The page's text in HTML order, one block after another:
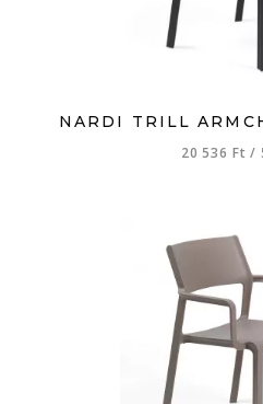
NARDI TRILL
20 536 Ft/